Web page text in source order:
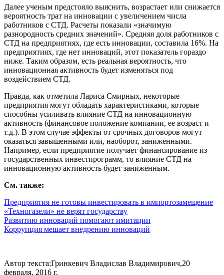
Далее ученым предстояло выяснить, возрастает или снижается
вероятность трат на инновации с увеличением числа
работников с СТД. Расчеты показали «значимую
разнородность средних значений». Средняя доля работников с
СТД на предприятиях, где есть инновации, составила 16%. На
предприятиях, где нет инноваций, этот показатель гораздо
ниже. Таким образом, есть реальная вероятность, что
инновационная активность будет изменяться под
воздействием СТД.
Правда, как отметила Лариса Смирных, некоторые
предприятия могут обладать характеристиками, которые
способны усиливать влияние СТД на инновационную
активность (финансовое положение компании, ее возраст и
т.д.). В этом случае эффекты от срочных договоров могут
оказаться завышенными или, наоборот, заниженными.
Например, если предприятие получает финансирование из
государственных инвестпрограмм, то влияние СТД на
инновационную активность будет заниженным.
См. также:
Предприятия не готовы инвестировать в импортозамещение
«Техногазели» не верят государству
Развитию инноваций помогают имитации
Коррупция мешает внедрению инноваций
Автор текста:Гринкевич Владислав Владимирович,20
февраля, 2016 г.